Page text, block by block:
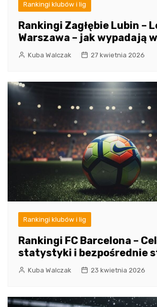
Rankingi klubów i lig
Rankingi Zagłębie Lubin –
Warszawa – jak wypadają
Kuba Walczak 27 kwietnia 2026
Rankingi klubów i lig
Rankingi FC Barcelona –
statystyki i bezpośrednie
Kuba Walczak 23 kwietnia 2026